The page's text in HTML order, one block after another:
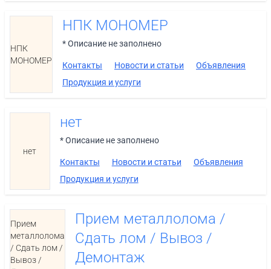
НПК
МОНОМЕР
НПК МОНОМЕР
* Описание не заполнено
Контакты Новости и статьи
Объявления
Продукция и услуги
нет
нет
* Описание не заполнено
Контакты Новости и статьи
Объявления
Продукция и услуги
Прием
металлолома
/ Сдать лом /
Вывоз /
Прием металлолома /
Сдать лом / Вывоз /
Демонтаж